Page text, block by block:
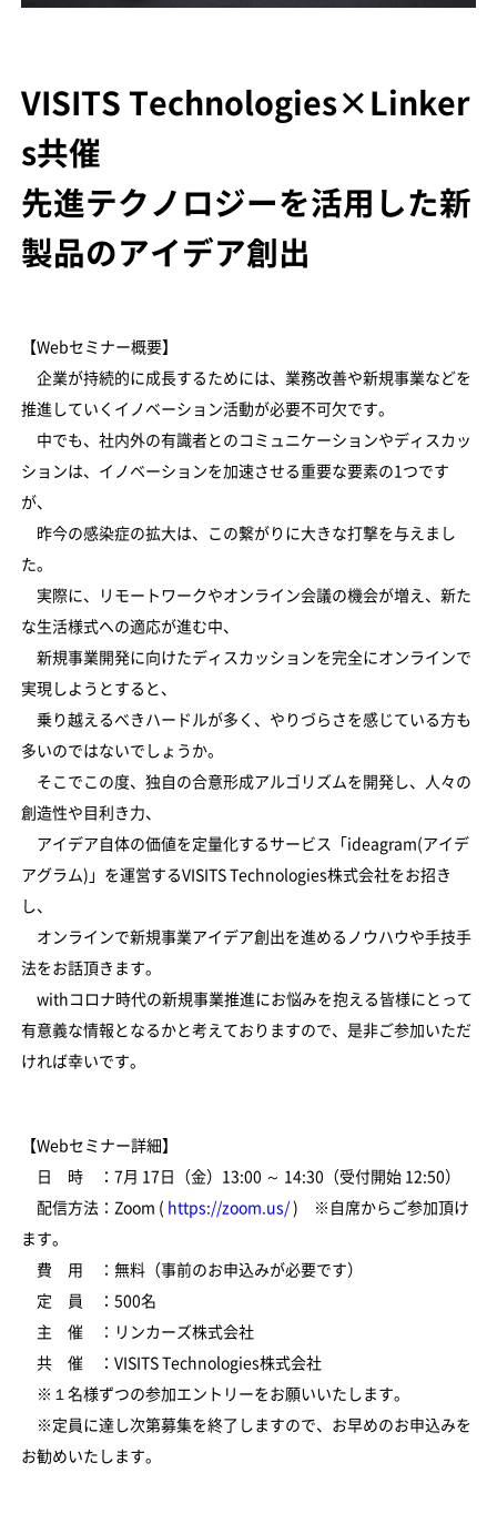
VISITS Technologies×Linker
s共催
先進テクノロジーを活用した新
製品のアイデア創出
【Webセミナー概要】
企業が持続的に成長するためには、業務改善や新規事業などを
推進していくイノベーション活動が必要不可欠です。
中でも、社内外の有識者とのコミュニケーションやディスカッ
ションは、イノベーションを加速させる重要な要素の1つです
が、
昨今の感染症の拡大は、この繋がりに大きな打撃を与えまし
た。
実際に、リモートワークやオンライン会議の機会が増え、新た
な生活様式への適応が進む中、
新規事業開発に向けたディスカッションを完全にオンラインで
実現しようとすると、
乗り越えるべきハードルが多く、やりづらさを感じている方も
多いのではないでしょうか。
そこでこの度、独自の合意形成アルゴリズムを開発し、人々の
創造性や目利き力、
アイデア自体の価値を定量化するサービス「ideagram(アイデ
アグラム)」を運営するVISITS Technologies株式会社をお招き
し、
オンラインで新規事業アイデア創出を進めるノウハウや手技手
法をお話頂きます。
withコロナ時代の新規事業推進にお悩みを抱える皆様にとって
有意義な情報となるかと考えておりますので、是非ご参加いただ
ければ幸いです。
【Webセミナー詳細】
日 時 ：7月 17日（金）13:00 ～ 14:30（受付開始 12:50）
配信方法：Zoom ( https://zoom.us/ ) ※自席からご参加頂け
ます。
費 用 ：無料（事前のお申込みが必要です）
定 員 ：500名
主 催 ：リンカーズ株式会社
共 催 ：VISITS Technologies株式会社
※１名様ずつの参加エントリーをお願いいたします。
※定員に達し次第募集を終了しますので、お早めのお申込みを
お勧めいたします。